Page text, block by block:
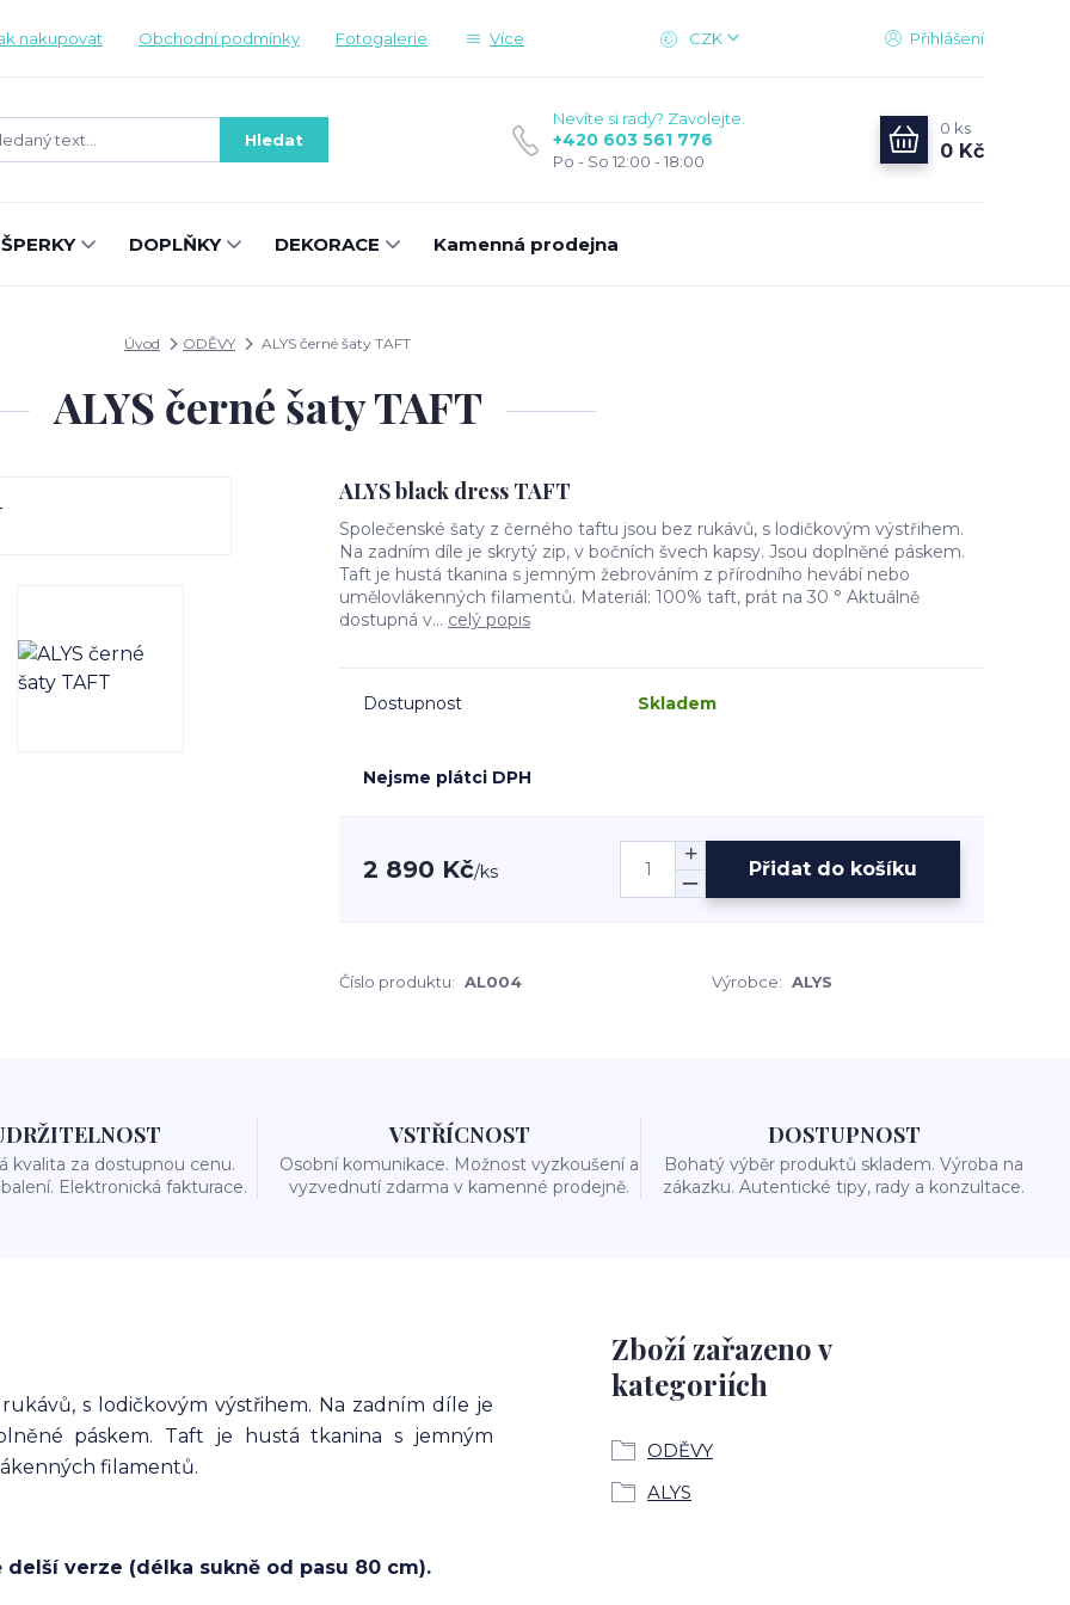
nakupovat Obchodní podmínky Fotogalerie Více CZK Přihlášení
Hledat
Nevíte si rady? Zavolejte.
+420 603 561 776
Po - So 12:00 - 18:00
0 ks
0 Kč
ŠPERKY DOPLŇKY DEKORACE Kamenná prodejna
Úvod ODĚVY ALYS černé šaty TAFT
ALYS černé šaty TAFT
ALYS black dress TAFT
Společenské šaty z černého taftu jsou bez rukávů, s lodičkovým výstřihem.
Na zadním díle je skrytý zip, v bočních švech kapsy. Jsou doplněné páskem.
Taft je hustá tkanina s jemným žebrováním z přírodního hevábí nebo
umělovlákenných filamentů. Materiál: 100% taft, prát na 30 ° Aktuálně
dostupná v... celý popis
Dostupnost Skladem
Nejsme plátci DPH
2 890 Kč/ks Přidat do košíku
Číslo produktu: AL004 Výrobce: ALYS
kvalita za dostupnou cenu.
Elektronická fakturace.
VSTŘÍCNOST
Osobní komunikace. Možnost vyzkoušení a
vyzvednutí zdarma v kamenné prodejně.
DOSTUPNOST
Bohatý výběr produktů skladem. Výroba na
zákazku. Autentické tipy, rady a konzultace.
s lodičkovým výstřihem. Na zadním díle je
páskem. Taft je hustá tkanina s jemným
filamentů.
verze (délka sukně od pasu 80 cm).
Zboží zařazeno v
kategoriích
ODĚVY
ALYS